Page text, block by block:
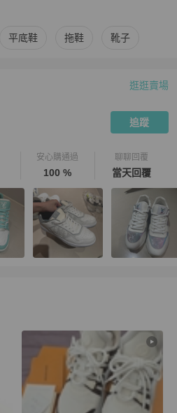
品推薦
平底鞋 拖鞋 靴子
逛逛賣場
追蹤
安心購通過
100 %
聊聊回覆
當天回覆
推薦精品